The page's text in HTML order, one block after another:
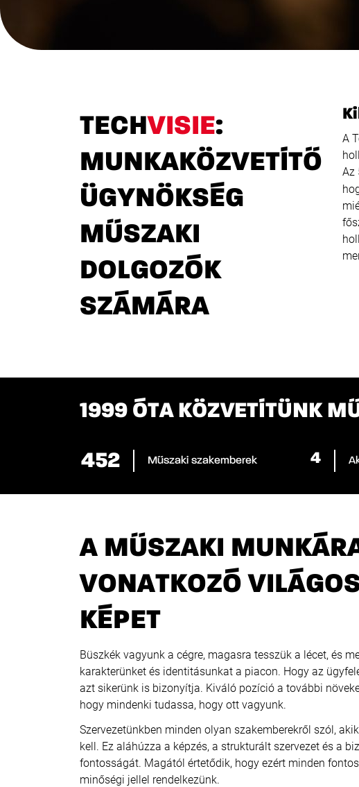
TECHVISIE:
MUNKAKÖZVETÍTŐ
ÜGYNÖKSÉG
MŰSZAKI
DOLGOZÓK
SZÁMÁRA
A
Az
1999 ÓTA KÖZVETÍTÜNK
500 Műszaki szakemberek 5
A MŰSZAKI
VONATKOZÓ
KÉPET
Büszkék vagyunk a cégre, magasra tesszük a lécet, és
karakterünket és identitásunkat a piacon. Hogy az
azt sikerünk is bizonyítja. Kiváló pozíció a további
hogy mindenki tudassa, hogy ott vagyunk.
Szervezetünkben minden olyan szakemberekről szól,
kell. Ez aláhúzza a képzés, a strukturált szervezet és a
fontosságát. Magától értetődik, hogy ezért minden
minőségi jellel rendelkezünk.